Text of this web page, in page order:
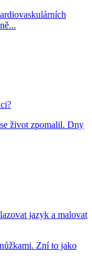
život zpomalil. Dny
jazyk a malovat
Zní to jako